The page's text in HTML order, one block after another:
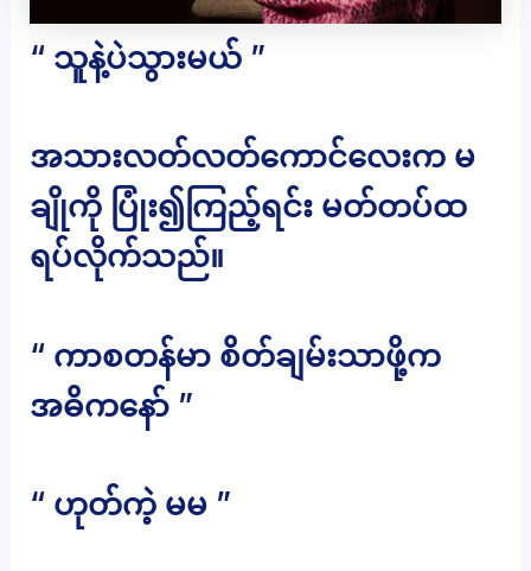
“ သူနဲ့ပဲသွားမယ် ”
အသားလတ်လတ်ကောင်လေးက မ
ချိုကို ပြုံး၍ကြည့်ရင်း မတ်တပ်ထ
ရပ်လိုက်သည်။
“ ကာစတန်မာ စိတ်ချမ်းသာဖို့က
အဓိကနော် ”
“ ဟုတ်ကဲ့ မမ ”